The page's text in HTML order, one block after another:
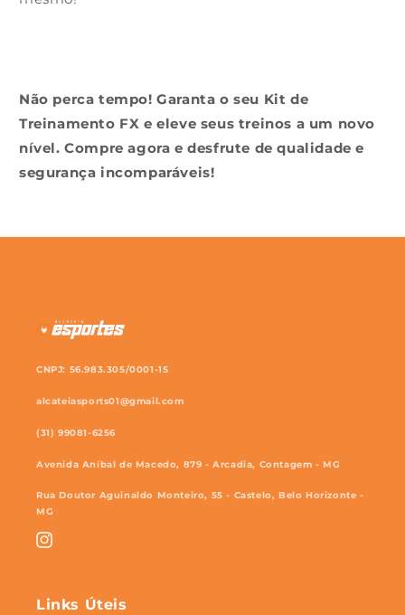
Não perca tempo! Garanta o seu Kit de
Treinamento FX e eleve seus treinos a um novo
nível. Compre agora e desfrute de qualidade e
segurança incomparáveis!
CNPJ: 56.983.305/0001-15
alcateiasports01@gmail.com
(31) 99081-6256
Avenida Aníbal de Macedo, 879 - Arcadia, Contagem - MG
Rua Doutor Aguinaldo Monteiro, 55 - Castelo, Belo Horizonte -
MG
Instagram
Links Úteis